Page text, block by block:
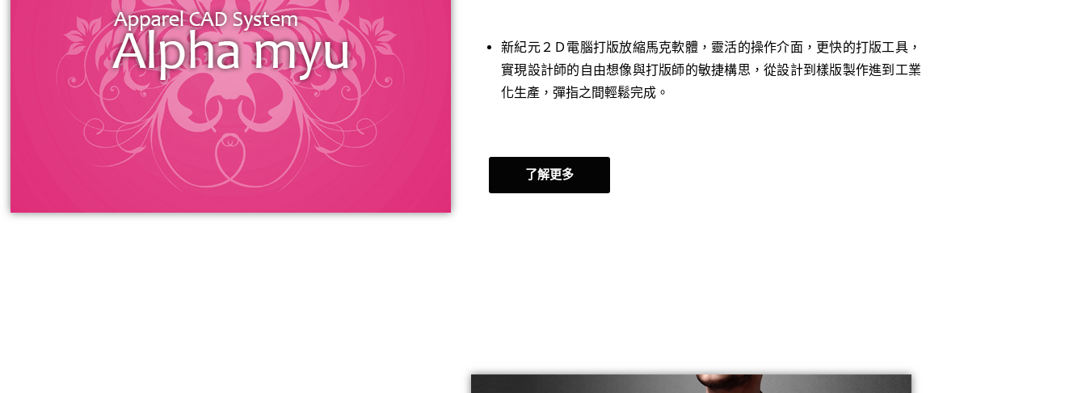
新紀元２Ｄ電腦打版放縮馬克軟體，靈活的操作介面，更快的打版工具，
實現設計師的自由想像與打版師的敏捷構思，從設計到樣版製作進到工業
化生產，彈指之間輕鬆完成。
了解更多